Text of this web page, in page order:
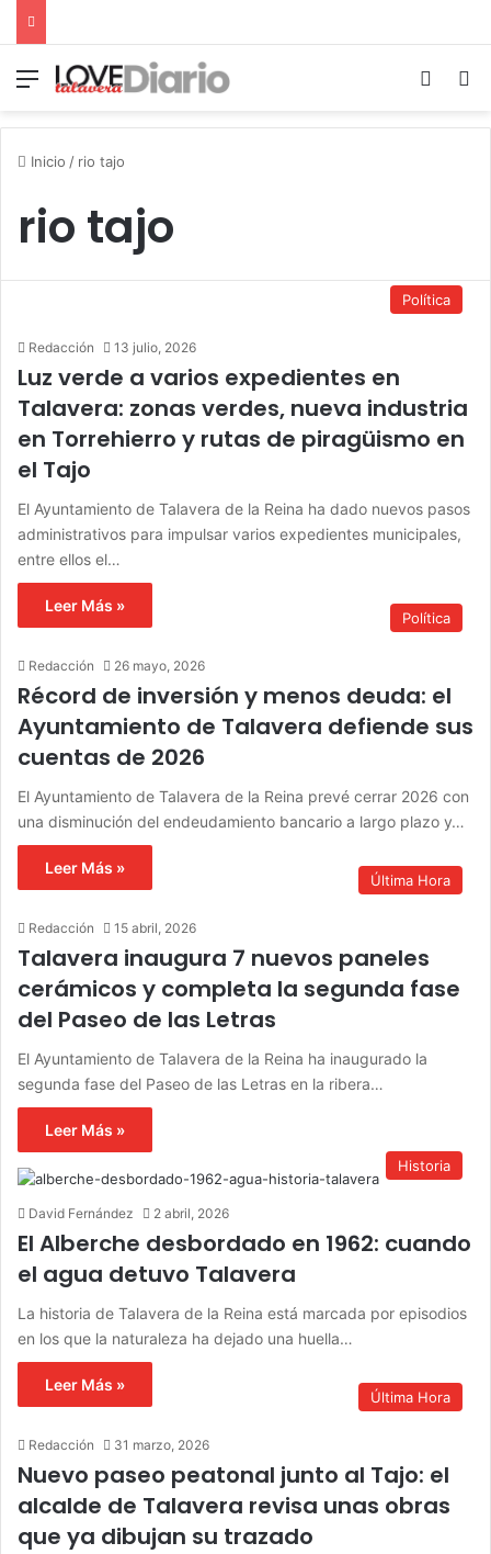
Menú
Inicio / rio tajo
rio tajo
Política
Redacción 13 julio, 2026
Luz verde a varios expedientes en
Talavera: zonas verdes, nueva industria
en Torrehierro y rutas de piragüismo en
el Tajo
El Ayuntamiento de Talavera de la Reina ha dado nuevos pasos
administrativos para impulsar varios expedientes municipales,
entre ellos el…
Leer Más »
Política
Redacción 26 mayo, 2026
Récord de inversión y menos deuda: el
Ayuntamiento de Talavera defiende sus
cuentas de 2026
El Ayuntamiento de Talavera de la Reina prevé cerrar 2026 con
una disminución del endeudamiento bancario a largo plazo y…
Leer Más »
Última Hora
Redacción 15 abril, 2026
Talavera inaugura 7 nuevos paneles
cerámicos y completa la segunda fase
del Paseo de las Letras
El Ayuntamiento de Talavera de la Reina ha inaugurado la
segunda fase del Paseo de las Letras en la ribera…
Leer Más »
Historia
David Fernández 2 abril, 2026
El Alberche desbordado en 1962: cuando
el agua detuvo Talavera
La historia de Talavera de la Reina está marcada por episodios
en los que la naturaleza ha dejado una huella…
Leer Más »
Última Hora
Redacción 31 marzo, 2026
Nuevo paseo peatonal junto al Tajo: el
alcalde de Talavera revisa unas obras
que ya dibujan su trazado